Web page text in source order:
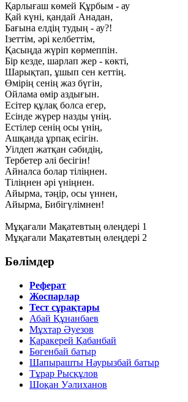
Қарлығаш көмей Құрбым - ау
Қай күні, қандай Анадан,
Бағына елдің тудың - ау?!
Ізеттім, әрі келбеттім,
Қасыңда жүріп көрмеппін.
Бір кезде, шарлап жер - көкті,
Шарықтап, ұшып сен кеттің.
Өмірің сенің жаз бүгін,
Ойлама өмір аздығын.
Есітер құлақ болса егер,
Есінде жүрер назды үнің.
Естілер сенің осы үнің,
Ашқанда ұрпақ есігін.
Уілдеп жатқан сәбидің,
Тербетер әлі бесігін!
Айналса болар тіліңнен.
Тіліңнен әрі үніңнен.
Айырма, тәңір, осы үннен,
Айырма, Бибігүлімнен!
Мұқағали Мақатевтың өлеңдері 1
Мұқағали Мақатевтың өлеңдері 2
Бөлімдер
Реферат
Жоспарлар
Тест сұрақтары
Абай Құнанбаев
Мұхтар Әуезов
Қаракерей Қабанбай
Бөгенбай батыр
Шапырашты Наурызбай батыр
Тұрар Рысқұлов
Шоқан Уәлиханов